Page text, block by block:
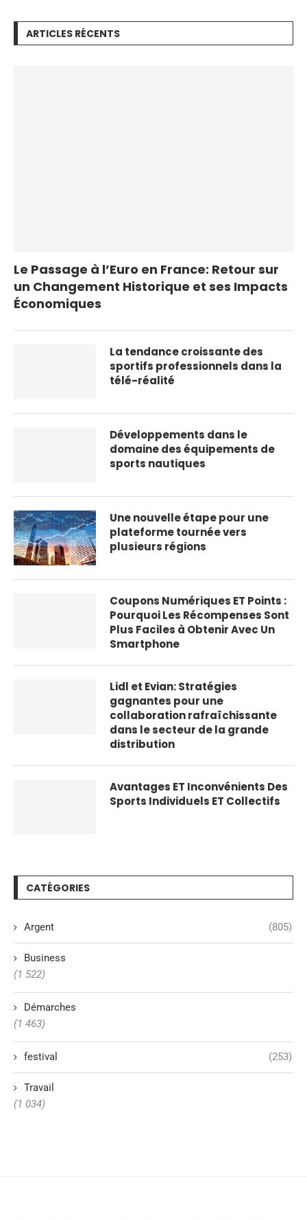
ARTICLES RÉCENTS
Le Passage à l’Euro en France: Retour sur
un Changement Historique et ses Impacts
Économiques
La tendance croissante des
sportifs professionnels dans la
télé-réalité
Développements dans le
domaine des équipements de
sports nautiques
Une nouvelle étape pour une
plateforme tournée vers
plusieurs régions
Coupons Numériques ET Points :
Pourquoi Les Récompenses Sont
Plus Faciles à Obtenir Avec Un
Smartphone
Lidl et Evian: Stratégies
gagnantes pour une
collaboration rafraîchissante
dans le secteur de la grande
distribution
Avantages ET Inconvénients Des
Sports Individuels ET Collectifs
CATÉGORIES
Argent (805)
Business
(1 522)
Démarches
(1 463)
festival (253)
Travail
(1 034)